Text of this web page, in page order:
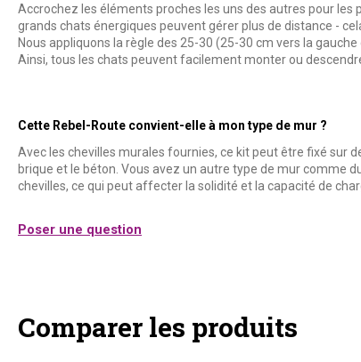
Accrochez les éléments proches les uns des autres pour les
grands chats énergiques peuvent gérer plus de distance -
Nous appliquons la règle des 25-30 (25-30 cm vers la
Ainsi, tous les chats peuvent facilement monter ou
Cette Rebel-Route convient-elle à mon type de mur ?
Avec les chevilles murales fournies, ce kit peut être fixé sur
brique et le béton. Vous avez un autre type de mur comme
chevilles, ce qui peut affecter la solidité et la capacité de
Poser une question
Comparer les produits